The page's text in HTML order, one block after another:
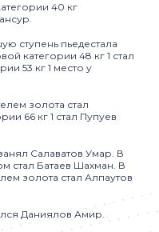
40 кг
ступень пьедестала
категории 48 кг 1 стал
53 кг 1 место у
золота стал
66 кг 1 стал Пупуев
Салаватов Умар. В
стал Батаев Шахман. В
золота стал Алпаутов
Даниялов Амир.